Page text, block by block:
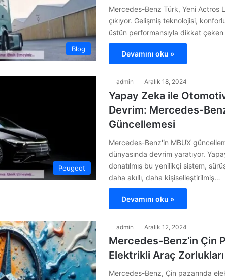
Blog
Mercedes-Benz Türk, Yeni Actros
çıkıyor. Gelişmiş teknolojisi,
üstün performansıyla dikkat
Devamını oku »
Peugeot
admin Aralık 18, 2024
Yapay Zeka ile
Devrim: Mercedes-
Güncellemesi
Mercedes-Benz'in MBUX
dünyasında devrim yaratıyor.
donatılmış bu yenilikçi sistem,
daha akıllı, daha kişiselleştirilmiş…
Devamını oku »
admin Aralık 12, 2024
Mercedes-Benz’in Çin
Elektrikli Araç Zorlukları
Mercedes-Benz, Çin pazarında